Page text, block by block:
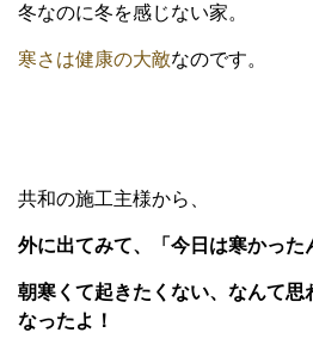
冬なのに冬を感じない家。
寒さは健康の大敵なのです。
共和の施工主様から、
外に出てみて、「今日は寒かった
朝寒くて起きたくない、なんて思
なったよ！